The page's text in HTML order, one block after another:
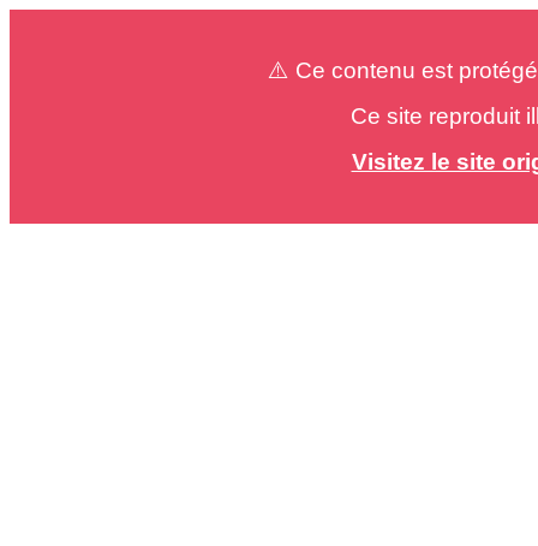
⚠️ Ce contenu est
Ce site reproduit
Visitez le site